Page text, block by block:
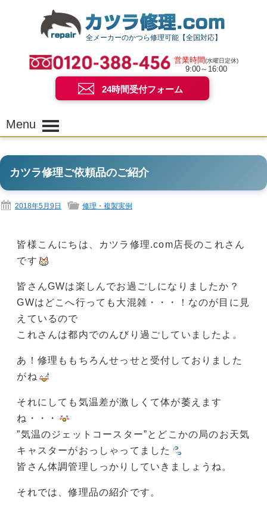
全メーカーのかつら修理可能【全国対応】
営業時間(水曜日定休)
9:00～16:00
24時間受付フォーム
Menu
カツラ修理ご依頼品のご紹介
2018年5月9日 修理・複製実例
皆様こんにちは、カツラ修理.com店長のこれさん
です
皆さんGWは楽しんでお過ごしになりましたか？
GWはどこへ行っても大混雑・・・！なのが目に見
えているので
これさんは都内でのんびり過ごしていましたよ。
あ！修理ももちろんせっせと受付しておりました
がね
それにしても気温差が激しくて体が萎えます
ね・・・
”気温のジェットコースター”とどこかの局のお天気
キャスターがおっしゃってました
皆さん体調管理しっかりしていきましょうね。
それでは、修理品の紹介です。